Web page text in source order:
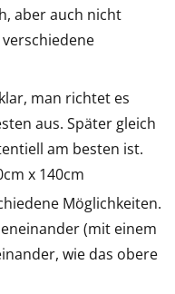
aber auch nicht
man richtet es
aus. Später gleich
am besten ist.
x 140cm
Möglichkeiten.
(mit einem
wie das obere